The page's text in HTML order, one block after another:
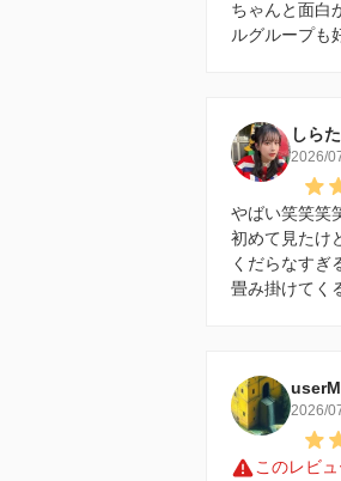
ちゃんと面白
ルグループも
しら
2026/
やばい笑笑笑
初めて見たけ
くだらなすぎ
畳み掛けてく
2026/
このレビ